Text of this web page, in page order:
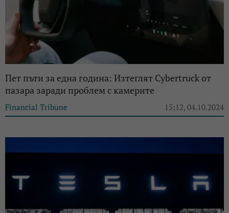
Пет пъти за една година: Изтеглят Cybertruck от
пазара заради проблем с камерите
Financial Tribune 15:12, 04.10.2024